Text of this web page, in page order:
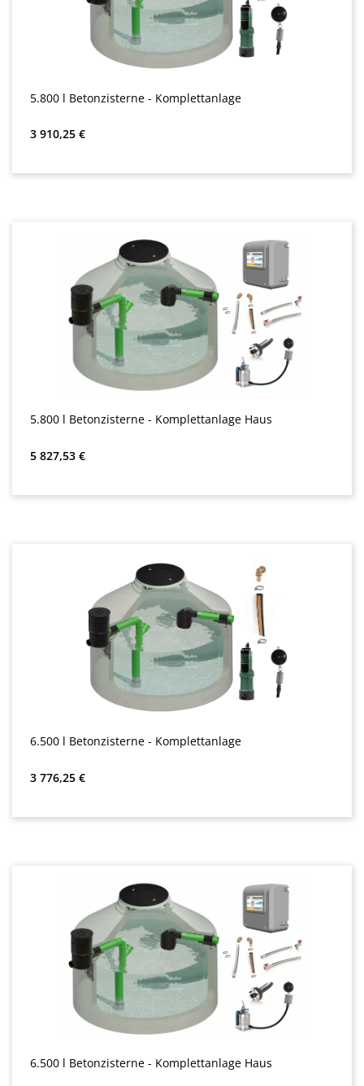
5.800 l Betonzisterne - Komplettanlage
Bežná cena:
3 910,25 €
5.800 l Betonzisterne - Komplettanlage Haus
Bežná cena:
5 827,53 €
6.500 l Betonzisterne - Komplettanlage
Bežná cena:
3 776,25 €
6.500 l Betonzisterne - Komplettanlage Haus